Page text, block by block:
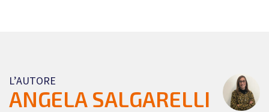
L’AUTORE
ANGELA SALGARELLI